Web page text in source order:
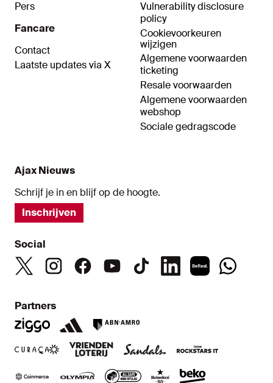
Pers
Fancare
Contact
Laatste updates via X
Vulnerability disclosure
policy
Cookievoorkeuren
wijzigen
Algemene voorwaarden
ticketing
Resale voorwaarden
Algemene voorwaarden
webshop
Sociale gedragscode
Ajax Nieuws
Schrijf je in en blijf op de hoogte.
Inschrijven
Social
Partners